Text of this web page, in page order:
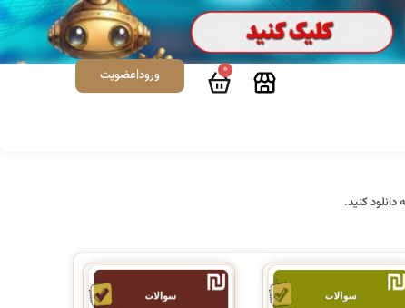
0 ورود|عضویت